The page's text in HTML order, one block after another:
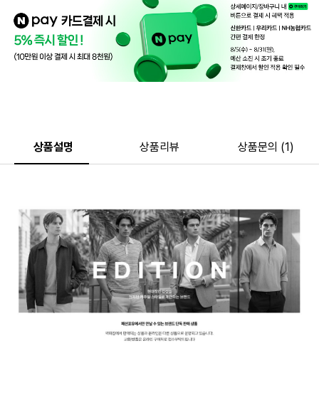
상품설명 상품리뷰 상품문의 (1)